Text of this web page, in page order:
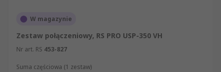
W magazynie
Zestaw połączeniowy, RS PRO USP-350 VH
Nr art. RS 453-827
Suma częściowa (1 zestaw)